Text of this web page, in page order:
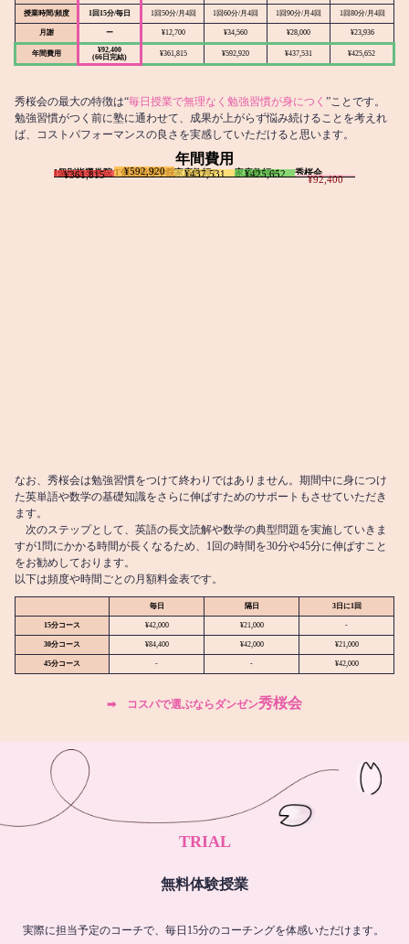
授業時間/頻度 1回15分/毎日 1回50分/月4回 1回60分/月4回 1回90分/月4回 1回80分/月4回
月謝 ー ¥12,700 ¥34,560 ¥28,000 ¥23,936
年間費用
¥92,400
(66日完結)
¥361,815 ¥592,920 ¥437,531 ¥425,652
秀桜会の最大の特徴は“毎日授業で無理なく勉強習慣が身につく ”ことです。
勉強習慣がつく前に塾に通わせて、成果が上がらず悩み続けることを考えれ
ば、コストパフォーマンスの良さを実感していただけると思います。
年間費用
I個別指導学院
¥361,815 T個別指導学院
¥592,920 家庭教師T
¥437,531 家庭教師M
¥425,652 秀桜会
¥92,400
なお、秀桜会は勉強習慣をつけて終わりではありません。期間中に身につけ
た英単語や数学の基礎知識をさらに伸ばすためのサポートもさせていただき
ます。
次のステップとして、英語の長文読解や数学の典型問題を実施していきま
すが1問にかかる時間が長くなるため、1回の時間を30分や45分に伸ばすこと
をお勧めしております。
以下は頻度や時間ごとの月額料金表です。
毎日 隔日 3日に1回
15分コース ¥42,000 ¥21,000 -
30分コース ¥84,400 ¥42,000 ¥21,000
45分コース - - ¥42,000
➡︎ コスパで選ぶならダンゼン秀桜会
TRIAL
無料体験授業
実際に担当予定のコーチで、毎日15分のコーチングを体感いただけます。